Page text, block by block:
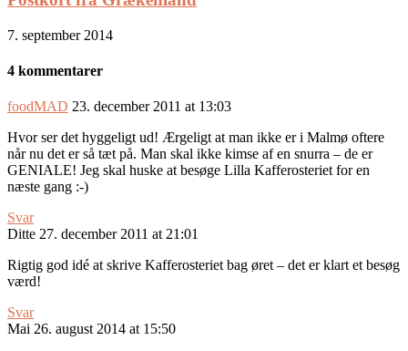
7. september 2014
4 kommentarer
foodMAD 23. december 2011 at 13:03
Hvor ser det hyggeligt ud! Ærgeligt at man ikke er i Malmø oftere
når nu det er så tæt på. Man skal ikke kimse af en snurra – de er
GENIALE! Jeg skal huske at besøge Lilla Kafferosteriet for en
næste gang :-)
Svar
Ditte 27. december 2011 at 21:01
Rigtig god idé at skrive Kafferosteriet bag øret – det er klart et besøg
værd!
Svar
Mai 26. august 2014 at 15:50